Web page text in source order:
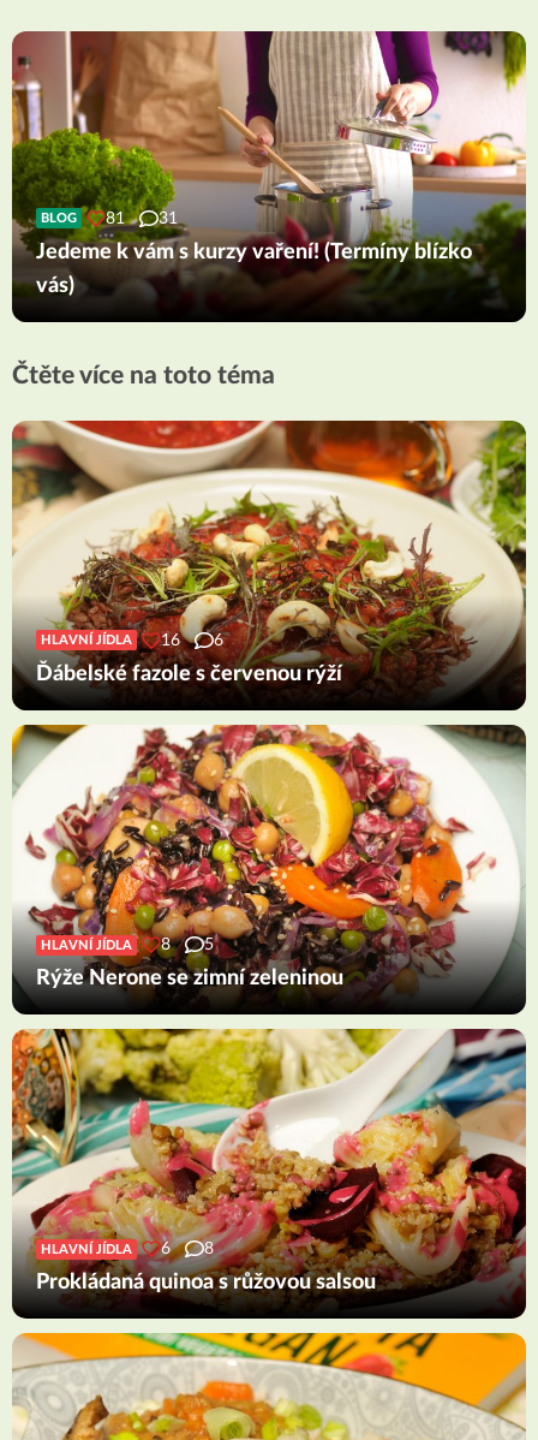
BLOG 81 31
Jedeme k vám s kurzy vaření! (Termíny blízko
vás)
Čtěte více na toto téma
HLAVNÍ JÍDLA 16 6
Ďábelské fazole s červenou rýží
HLAVNÍ JÍDLA 8 5
Rýže Nerone se zimní zeleninou
HLAVNÍ JÍDLA 6 8
Prokládaná quinoa s růžovou salsou